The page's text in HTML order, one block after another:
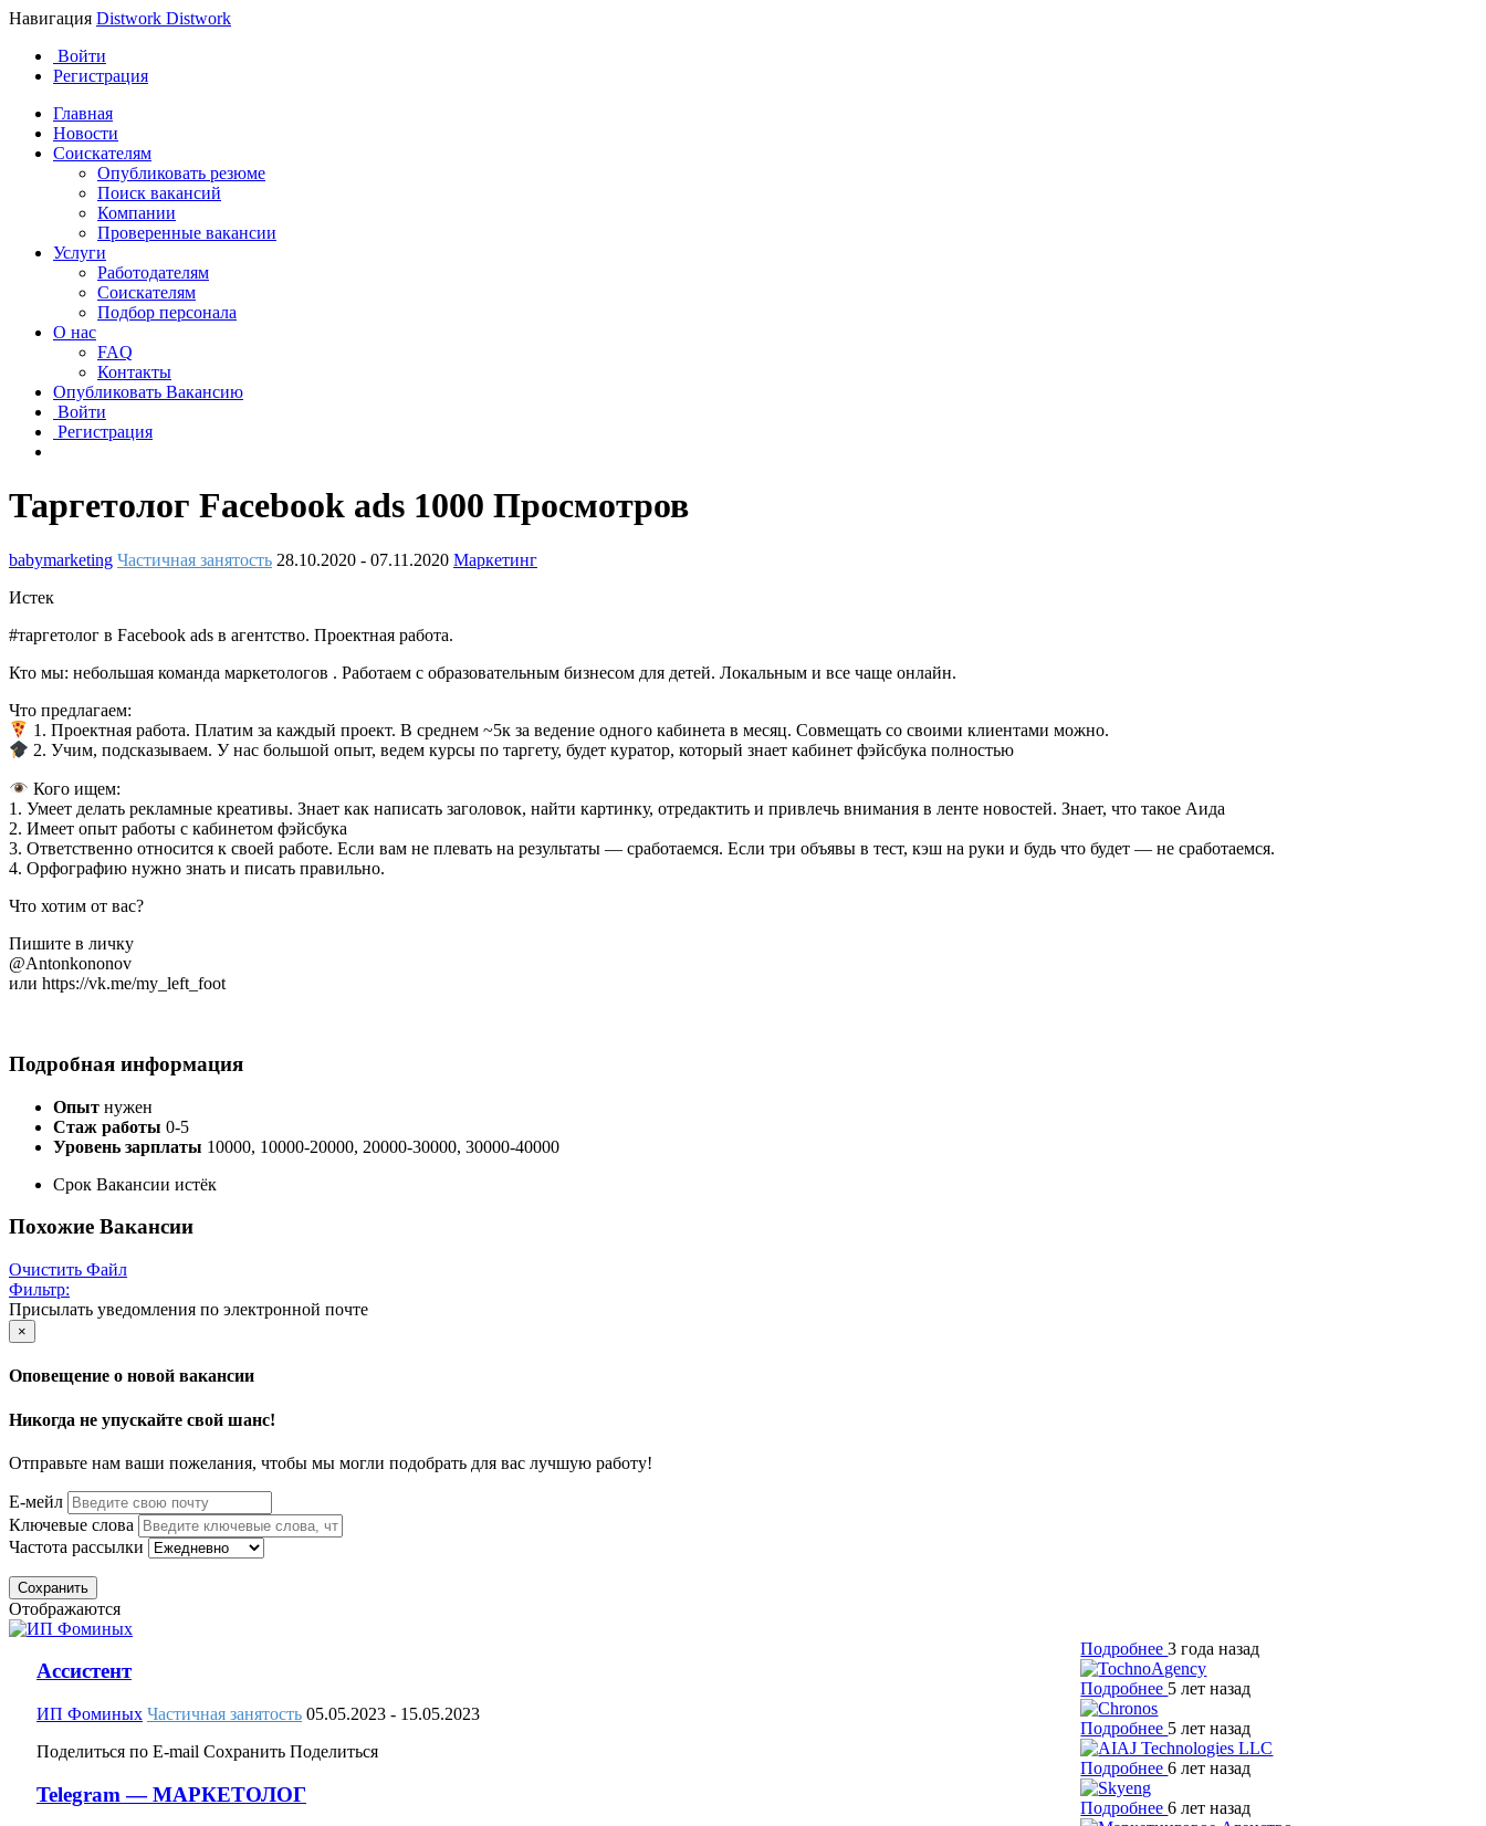
Навигация Distwork Distwork
Войти
Регистрация
Главная
Новости
Соискателям
Опубликовать резюме
Поиск вакансий
Компании
Проверенные вакансии
Услуги
Работодателям
Соискателям
Подбор персонала
О нас
FAQ
Контакты
Опубликовать Вакансию
Войти
Регистрация
Таргетолог Facebook ads 1000 Просмотров
babymarketing Частичная занятость 28.10.2020 - 07.11.2020 Маркетинг
Истек
#таргетолог в Facebook ads в агентство. Проектная работа.
Кто мы: небольшая команда маркетологов . Работаем с образовательным бизнесом для детей. Локальным и все чаще онлайн.
Что предлагаем:
1. Проектная работа. Платим за каждый проект. В среднем ~5к за ведение одного кабинета в месяц. Совмещать со своими клиентами можно.
2. Учим, подсказываем. У нас большой опыт, ведем курсы по таргету, будет куратор, который знает кабинет фэйсбука полностью
Кого ищем:
1. Умеет делать рекламные креативы. Знает как написать заголовок, найти картинку, отредактить и привлечь внимания в ленте новостей. Знает, что такое Аида
2. Имеет опыт работы с кабинетом фэйсбука
3. Ответственно относится к своей работе. Если вам не плевать на результаты — сработаемся. Если три объявы в тест, кэш на руки и будь что будет — не сработаемся.
4. Орфографию нужно знать и писать правильно.
Что хотим от вас?
Пишите в личку
@Antonkononov
или https://vk.me/my_left_foot
Подробная информация
Опыт нужен
Стаж работы 0-5
Уровень зарплаты 10000, 10000-20000, 20000-30000, 30000-40000
Срок Вакансии истёк
Похожие Вакансии
Очистить Файл
Фильтр:
Присылать уведомления по электронной почте
×
Оповещение о новой вакансии
Никогда не упускайте свой шанс!
Отправьте нам ваши пожелания, чтобы мы могли подобрать для вас лучшую работу!
Е-мейл
Ключевые слова
Частота рассылки
Сохранить
Отображаются
Ассистент
ИП Фоминых Частичная занятость 05.05.2023 - 15.05.2023
Поделиться по E-mail Сохранить Поделиться
Подробнее3 года назад
Telegram — МАРКЕТОЛОГ
Подробнее 5 лет назад
Подробнее 5 лет назад
Подробнее6 лет назад
Подробнее6 лет назад